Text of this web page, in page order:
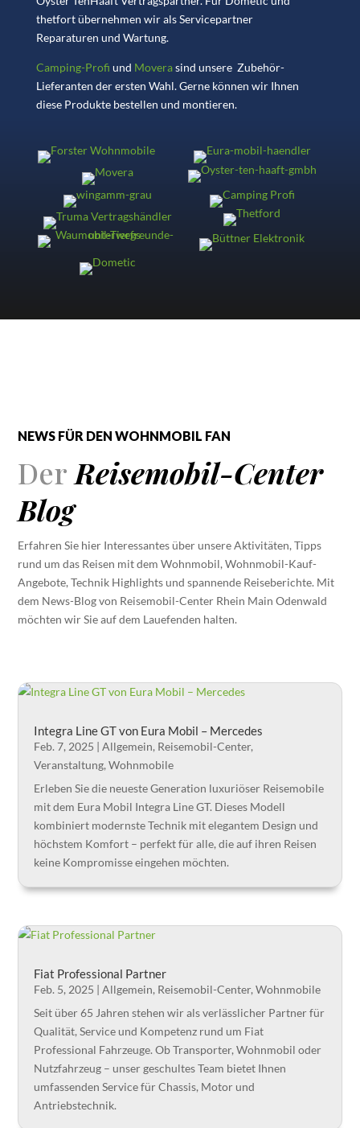
thetfort übernehmen wir als Servicepartner
Reparaturen und Wartung.
Camping-Profi und Moverasind unsere Zubehör-
Lieferanten der ersten Wahl. Gerne können wir Ihnen
diese Produkte bestellen und montieren.
NEWS FÜR DEN WOHNMOBIL FAN
Der Reisemobil-Center
Blog
Erfahren Sie hier Interessantes über unsere Aktivitäten, Tipps
rund um das Reisen mit dem Wohnmobil, Wohnmobil-Kauf-
Angebote, Technik Highlights und spannende Reiseberichte. Mit
dem News-Blog von Reisemobil-Center Rhein Main Odenwald
möchten wir Sie auf dem Lauefenden halten.
Integra Line GT von Eura Mobil – Mercedes
Feb. 7, 2025 |Allgemein, Reisemobil-Center,
Veranstaltung,Wohnmobile
Erleben Sie die neueste Generation luxuriöser Reisemobile
mit dem Eura Mobil Integra Line GT. Dieses Modell
kombiniert modernste Technik mit elegantem Design und
höchstem Komfort – perfekt für alle, die auf ihren Reisen
keine Kompromisse eingehen möchten.
Fiat Professional Partner
Feb. 5, 2025 |Allgemein, Reisemobil-Center,Wohnmobile
Seit über 65 Jahren stehen wir als verlässlicher Partner für
Qualität, Service und Kompetenz rund um Fiat
Professional Fahrzeuge. Ob Transporter, Wohnmobil oder
Nutzfahrzeug – unser geschultes Team bietet Ihnen
umfassenden Service für Chassis, Motor und
Antriebstechnik.